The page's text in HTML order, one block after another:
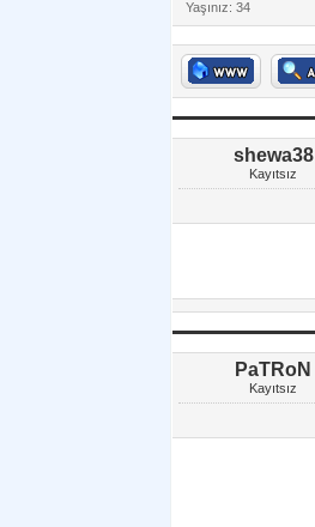
Yaşınız: 34
shewa38
Kayıtsız
PaTRoN
Kayıtsız